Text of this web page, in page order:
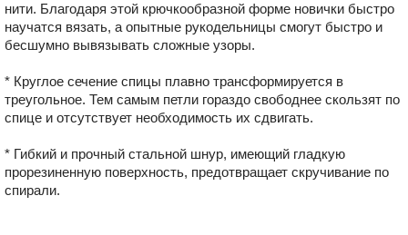
нити. Благодаря этой крючкообразной форме новички быстро
научатся вязать, а опытные рукодельницы смогут быстро и
бесшумно вывязывать сложные узоры.
* Круглое сечение спицы плавно трансформируется в
треугольное. Тем самым петли гораздо свободнее скользят по
спице и отсутствует необходимость их сдвигать.
* Гибкий и прочный стальной шнур, имеющий гладкую
прорезиненную поверхность, предотвращает скручивание по
спирали.